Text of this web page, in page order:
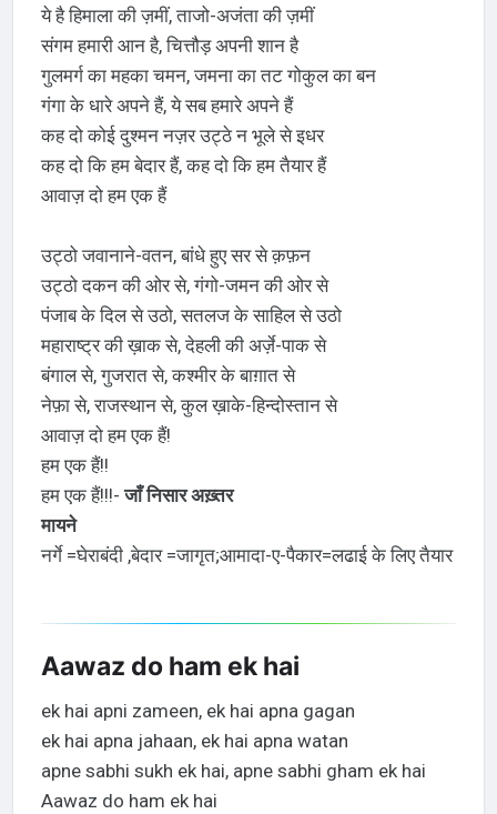
ये है हिमाला की ज़मीं, ताजो-अजंता की ज़मीं
संगम हमारी आन है, चित्तौड़ अपनी शान है
गुलमर्ग का महका चमन, जमना का तट गोकुल का बन
गंगा के धारे अपने हैं, ये सब हमारे अपने हैं
कह दो कोई दुश्मन नज़र उट्ठे न भूले से इधर
कह दो कि हम बेदार हैं, कह दो कि हम तैयार हैं
आवाज़ दो हम एक हैं
उट्ठो जवानाने-वतन, बांधे हुए सर से क़फ़न
उट्ठो दकन की ओर से, गंगो-जमन की ओर से
पंजाब के दिल से उठो, सतलज के साहिल से उठो
महाराष्ट्र की ख़ाक से, देहली की अर्ज़े-पाक से
बंगाल से, गुजरात से, कश्मीर के बाग़ात से
नेफ़ा से, राजस्थान से, कुल ख़ाके-हिन्दोस्तान से
आवाज़ दो हम एक हैं!
हम एक हैं!!
हम एक हैं!!!-जाँ निसार अख़्तर
मायने
नर्गे =घेराबंदी ,बेदार =जागृत;आमादा-ए-पैकार=लढाई के लिए तैयार
Aawaz do ham ek hai
ek hai apni zameen, ek hai apna gagan
ek hai apna jahaan, ek hai apna watan
apne sabhi sukh ek hai, apne sabhi gham ek hai
Aawaz do ham ek hai